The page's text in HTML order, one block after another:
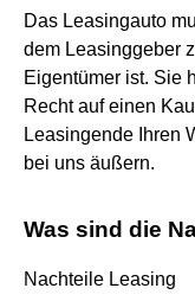
Das Leasingauto
dem Leasinggeber
Eigentümer ist. Sie
Recht auf einen
Leasingende Ihren
bei uns äußern.
Was sind die
Nachteile Leasing